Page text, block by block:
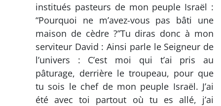
institués pasteurs de mon peuple Israël :
“Pourquoi ne m’avez-vous pas bâti une
maison de cèdre ?”Tu diras donc à mon
serviteur David : Ainsi parle le Seigneur de
l’univers : C’est moi qui t’ai pris au
pâturage, derrière le troupeau, pour que
tu sois le chef de mon peuple Israël. J’ai
été avec toi partout où tu es allé, j’ai